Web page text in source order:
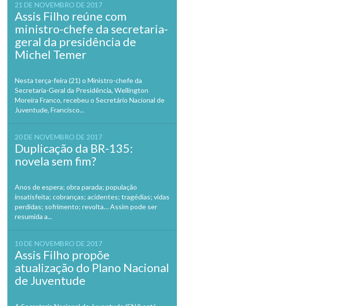
21 DE NOVEMBRO DE 2017
Assis Filho reúne com
ministro-chefe da secretaria-
geral da presidência de
Michel Temer
Nesta terça-feira (21) o Ministro-chefe da
Secretaria-Geral da Presidência, Wellington
Moreira Franco, recebeu o Secretário Nacional de
Juventude, Francisco...
20 DE NOVEMBRO DE 2017
Duplicação da BR-135:
novela sem fim?
Anos de espera; obra parada; população
insatisfeita; cobranças; acidentes; tragédias; vidas
perdidas; sofrimento; revolta… Assim pode ser
resumida a...
10 DE NOVEMBRO DE 2017
Assis Filho propõe
atualização do Plano Nacional
de Juventude